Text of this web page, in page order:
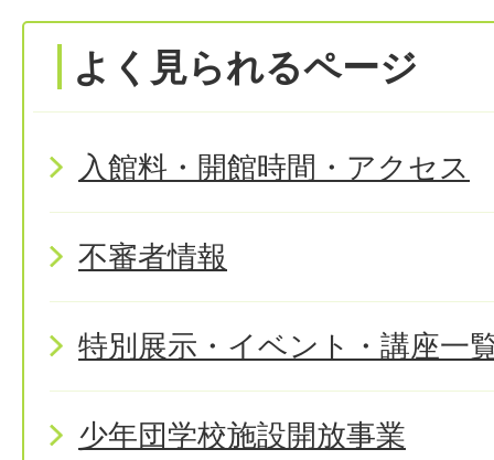
よく見られるページ
入館料・開館時間・アクセス
不審者情報
特別展示・イベント・講座一
少年団学校施設開放事業